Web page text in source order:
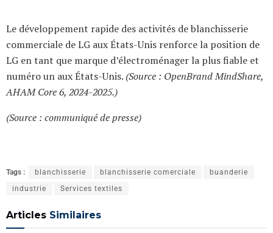
Le développement rapide des activités de blanchisserie
commerciale de LG aux États-Unis renforce la position de
LG en tant que marque d’électroménager la plus fiable et
numéro un aux États-Unis. (Source : OpenBrand MindShare,
AHAM Core 6, 2024-2025.)
(Source : communiqué de presse)
Tags : blanchisserie blanchisserie comerciale
buanderie
industrie
Services textiles
Articles Similaires